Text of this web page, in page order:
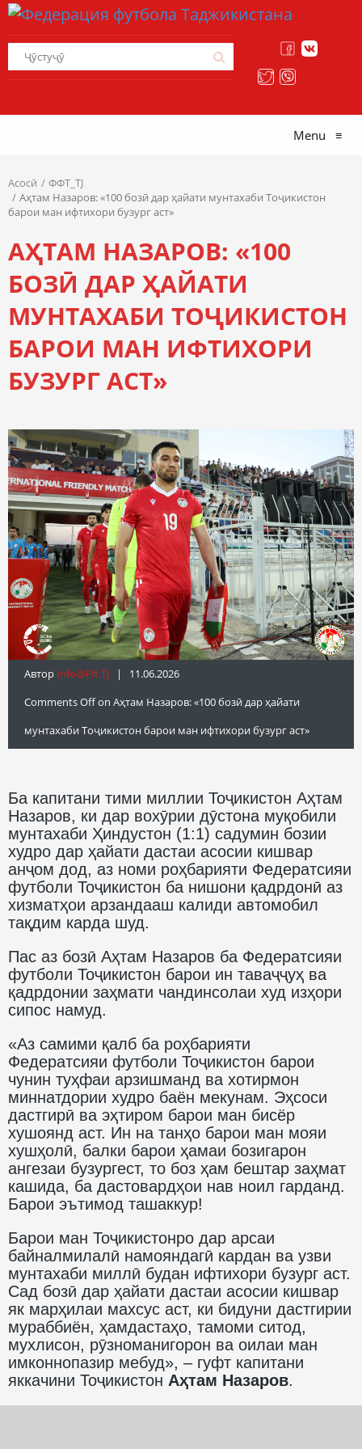
Menu ≡
Асосӣ
ФФТ_TJ
Аҳтам Назаров: «100 бозӣ дар ҳайати мунтахаби Тоҷикистон
барои ман ифтихори бузург аст»
АҲТАМ НАЗАРОВ: «100
БОЗӢ ДАР ҲАЙАТИ
МУНТАХАБИ ТОҶИКИСТОН
БАРОИ МАН ИФТИХОРИ
БУЗУРГ АСТ»
Автор Info@fft.tj | 11.06.2026
Comments Offon Аҳтам Назаров: «100 бозӣ дар ҳайати
мунтахаби Тоҷикистон барои ман ифтихори бузург аст»
Ба капитани тими миллии Тоҷикистон Аҳтам
Назаров, ки дар вохӯрии дӯстона муқобили
мунтахаби Ҳиндустон (1:1) садумин бозии
худро дар ҳайати дастаи асосии кишвар
анҷом дод, аз номи роҳбарияти Федератсияи
футболи Тоҷикистон ба нишони қадрдонӣ аз
хизматҳои арзандааш калиди автомобил
тақдим карда шуд.
Пас аз бозӣ Аҳтам Назаров ба Федератсияи
футболи Тоҷикистон барои ин таваҷҷуҳ ва
қадрдонии заҳмати чандинсолаи худ изҳори
сипос намуд.
«Аз самими қалб ба роҳбарияти
Федератсияи футболи Тоҷикистон барои
чунин туҳфаи арзишманд ва хотирмон
миннатдории худро баён мекунам. Эҳсоси
дастгирӣ ва эҳтиром барои ман бисёр
хушоянд аст. Ин на танҳо барои ман мояи
хушҳолӣ, балки барои ҳамаи бозигарон
ангезаи бузургест, то боз ҳам бештар заҳмат
кашида, ба дастовардҳои нав ноил гарданд.
Барои эътимод ташаккур!
Барои ман Тоҷикистонро дар арсаи
байналмилалӣ намояндагӣ кардан ва узви
мунтахаби миллӣ будан ифтихори бузург аст.
Сад бозӣ дар ҳайати дастаи асосии кишвар
як марҳилаи махсус аст, ки бидуни дастгирии
мураббиён, ҳамдастаҳо, тамоми ситод,
мухлисон, рӯзноманигорон ва оилаи ман
имконнопазир мебуд», – гуфт капитани
яккачини Тоҷикистон Аҳтам Назаров.